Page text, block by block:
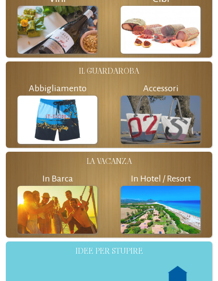
IL GUARDAROBA
Abbigliamento Accessori
LA VACANZA
In Barca In Hotel / Resort
IDEE PER STUPIRE